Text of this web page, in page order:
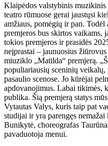
Klaipėdos valstybinis muzikinis
teatro rūmuose gerai jaustųsi
amžiaus, pomėgių ir pan. Todėl
premjeros bus skirtos vaikams,
tokios premjeros ir prasidės
neįprastai – jaunuosius
miuziklo „Matilda“ premjerą.
populiariausių sceninių veikalų,
pasaulio scenose. Jo kūrėjai
apdovanojimus. Labai tikimės,
publika. Šią premjerą statys
Vytautas Valys, kuris taip pat
studijai ir yra parengęs
Bunikytė, choreografas
pavaduotoja menui.